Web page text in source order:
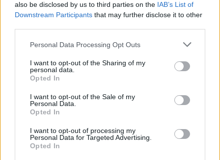
also be disclosed by us to third parties on the IAB’s List of
Downstream Participants that may further disclose it to other
Personal Data Processing Opt Outs
I want to opt-out of the Sharing of my
personal data.
Opted In
I want to opt-out of the Sale of my
Personal Data.
Opted In
I want to opt-out of processing my
Personal Data for Targeted Advertising.
Opted In
Commenti
Accedioregistrati per commentare questo
L'email è richiesta ma non verrà mostrata ai visitatori. Il contenuto di questo
commento esprime il pensiero dell'autore e non rappresenta la linea editoriale
di VareseNews.it, che rimane autonoma e indipendente. I messaggi inclusi nei
commenti non sono testi giornalistici, ma post inviati dai singoli lettori che